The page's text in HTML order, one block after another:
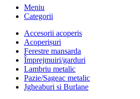
Meniu
Categorii
Accesorii acoperis
Acoperișuri
Ferestre mansarda
Împrejmuiri/garduri
Lambriu metalic
Pazie/Sageac metalic
Jgheaburi si Burlane